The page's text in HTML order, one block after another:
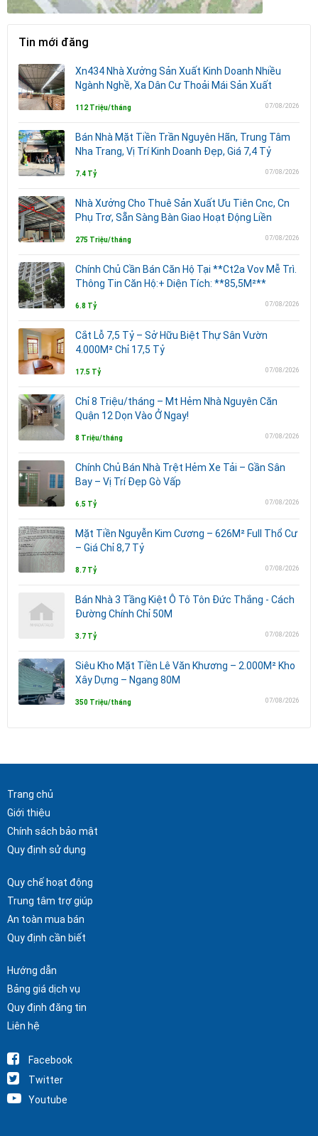
Tin mới đăng
Xn434 Nhà Xưởng Sản Xuất Kinh Doanh Nhiều
Ngành Nghề, Xa Dân Cư Thoải Mái Sản Xuất
112 Triệu/tháng 07/08/2026
Bán Nhà Mặt Tiền Trần Nguyên Hãn, Trung Tâm
Nha Trang, Vị Trí Kinh Doanh Đẹp, Giá 7,4 Tỷ
7.4 Tỷ 07/08/2026
Nhà Xưởng Cho Thuê Sản Xuất Ưu Tiên Cnc, Cn
Phụ Trơ, Sẵn Sàng Bàn Giao Hoạt Động Liền
275 Triệu/tháng 07/08/2026
Chính Chủ Cần Bán Căn Hộ Tại **Ct2a Vov Mễ Trì.
Thông Tin Căn Hộ:+ Diện Tích: **85,5M²**
6.8 Tỷ 07/08/2026
Cắt Lỗ 7,5 Tỷ – Sở Hữu Biệt Thự Sân Vườn
4.000M² Chỉ 17,5 Tỷ
17.5 Tỷ 07/08/2026
Chỉ 8 Triệu/tháng – Mt Hẻm Nhà Nguyên Căn
Quận 12 Dọn Vào Ở Ngay!
8 Triệu/tháng 07/08/2026
Chính Chủ Bán Nhà Trệt Hẻm Xe Tải – Gần Sân
Bay – Vị Trí Đẹp Gò Vấp
6.5 Tỷ 07/08/2026
Mặt Tiền Nguyễn Kim Cương – 626M² Full Thổ Cư
– Giá Chỉ 8,7 Tỷ
8.7 Tỷ 07/08/2026
Bán Nhà 3 Tầng Kiệt Ô Tô Tôn Đức Thắng - Cách
Đường Chính Chỉ 50M
3.7 Tỷ 07/08/2026
Siêu Kho Mặt Tiền Lê Văn Khương – 2.000M² Kho
Xây Dựng – Ngang 80M
350 Triệu/tháng 07/08/2026
Trang chủ
Giới thiệu
Chính sách bảo mật
Quy định sử dụng
Quy chế hoạt động
Trung tâm trợ giúp
An toàn mua bán
Quy định cần biết
Hướng dẫn
Bảng giá dịch vụ
Quy định đăng tin
Liên hệ
Facebook
Twitter
Youtube